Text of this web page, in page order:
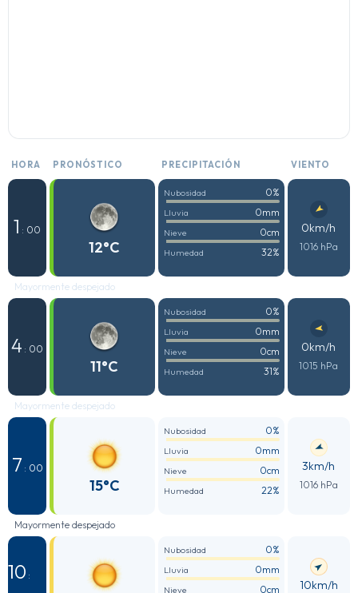
HORA PRONÓSTICO PRECIPITACIÓN VIENTO
1 : 00
12°C
Nubosidad 0%
Lluvia 0mm
Nieve 0cm
Humedad 32%
0km/h
1016 hPa
Mayormente despejado
4 : 00
11°C
Nubosidad 0%
Lluvia 0mm
Nieve 0cm
Humedad 31%
0km/h
1015 hPa
Mayormente despejado
7 : 00
15°C
Nubosidad 0%
Lluvia 0mm
Nieve 0cm
Humedad 22%
3km/h
1016 hPa
Mayormente despejado
10 :
Nubosidad 0%
Lluvia 0mm
Nieve 0cm 10km/h